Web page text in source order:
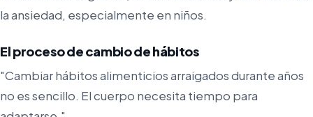
la ansiedad, especialmente en niños.
El proceso de cambio de hábitos
"Cambiar hábitos alimenticios arraigados durante años
no es sencillo. El cuerpo necesita tiempo para